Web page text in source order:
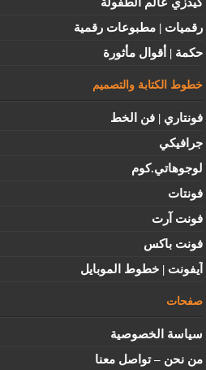
رقميات | مطبوعات رقمية
حكمة | أقوال مأثورة
خطوط الكتابة والتصميم
فونتاري | فن الخط
جرافيكي
لوجوهاتي.كوم
فونتات
فونت آرت
فونت باكس
آيفونت | خطوط الموبايل
صفحات
سياسة الخصوصية
من نحن – تواصل معنا